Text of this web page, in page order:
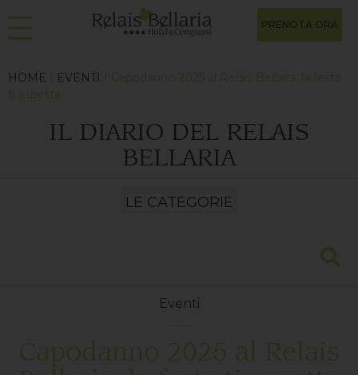
PRENOTA ORA
HOME | EVENTI | Capodanno 2025 al Relais Bellaria: la festa
ti aspetta
IL DIARIO DEL RELAIS
BELLARIA
Eventi
Capodanno 2025 al Relais